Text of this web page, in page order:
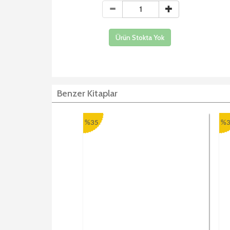
Ürün Stokta Yok
Benzer Kitaplar
%35